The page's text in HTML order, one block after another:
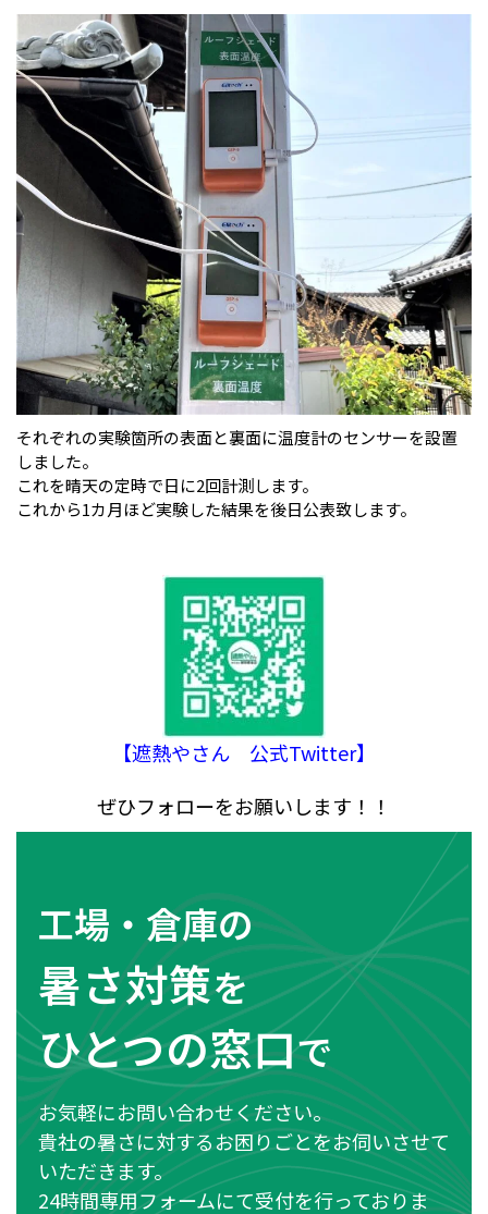
それぞれの実験箇所の表面と裏面に温度計のセンサーを設置
しました。
これを晴天の定時で日に2回計測します。
これから1カ月ほど実験した結果を後日公表致します。
【遮熱やさん 公式Twitter】
ぜひフォローをお願いします！！
工場・倉庫の
暑さ対策を
ひとつの窓口で
お気軽にお問い合わせください。
貴社の暑さに対するお困りごとをお伺いさせて
いただきます。
24時間専用フォームにて受付を行っておりま